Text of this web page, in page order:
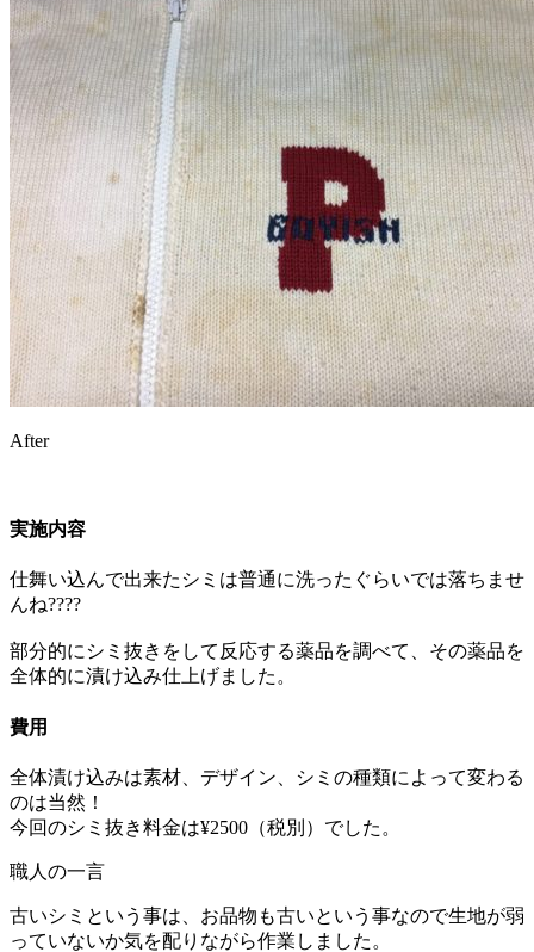
After
実施内容
仕舞い込んで出来たシミは普通に洗ったぐらいでは落ちませ
んね????
部分的にシミ抜きをして反応する薬品を調べて、その薬品を
全体的に漬け込み仕上げました。
費用
全体漬け込みは素材、デザイン、シミの種類によって変わる
のは当然！
今回のシミ抜き料金は¥2500（税別）でした。
職人の一言
古いシミという事は、お品物も古いという事なので生地が弱
っていないか気を配りながら作業しました。